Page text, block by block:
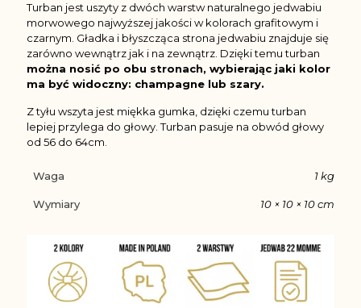
Turban jest uszyty z dwóch warstw naturalnego jedwabiu
morwowego najwyższej jakości w kolorach grafitowym i
czarnym. Gładka i błyszcząca strona jedwabiu znajduje się
zarówno wewnątrz jak i na zewnątrz. Dzięki temu turban
można nosić po obu stronach, wybierając jaki kolor
ma być widoczny: champagne lub szary.
Z tyłu wszyta jest miękka gumka, dzięki czemu turban
lepiej przylega do głowy. Turban pasuje na obwód głowy
od 56 do 64cm.
Waga 1 kg
Wymiary 10 × 10 × 10 cm